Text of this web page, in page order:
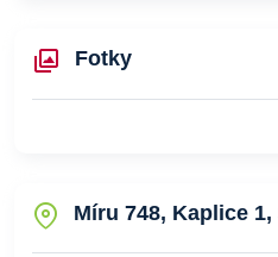
Fotky
Míru 748, Kaplice 1,